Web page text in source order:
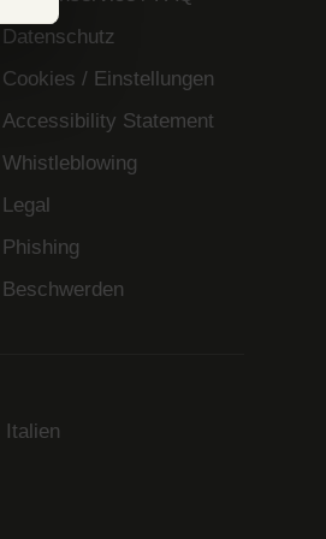
Datenschutz
Cookies / Einstellungen
Accessibility Statement
Whistleblowing
Legal
Phishing
Beschwerden
Italien